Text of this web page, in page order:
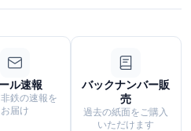
ル速報
鉄の速報を
お届け
バックナンバー販
売
過去の紙面をご購入
いただけます